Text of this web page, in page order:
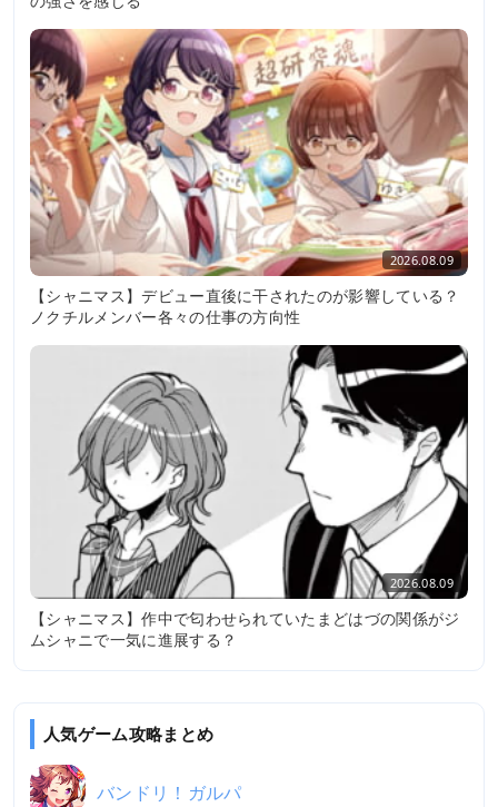
2026.08.09
【シャニマス】デビュー直後に干されたのが影響している？
ノクチルメンバー各々の仕事の方向性
2026.08.09
【シャニマス】作中で匂わせられていたまどはづの関係がジ
ムシャニで一気に進展する？
人気ゲーム攻略まとめ
バンドリ！ガルパ